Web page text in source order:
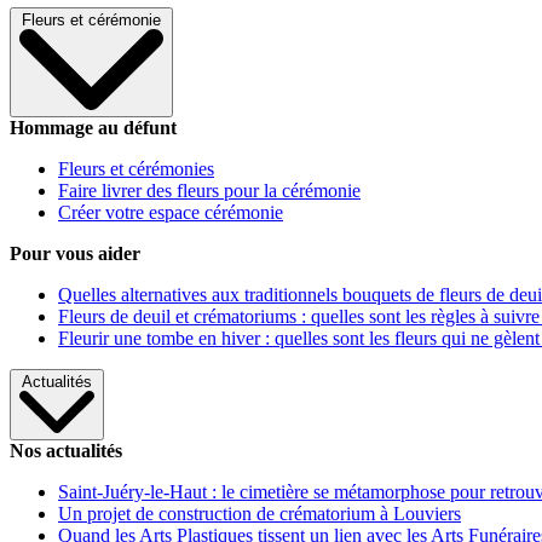
Fleurs et cérémonie
Hommage au défunt
Fleurs et cérémonies
Faire livrer des fleurs pour la cérémonie
Créer votre espace cérémonie
Pour vous aider
Quelles alternatives aux traditionnels bouquets de fleurs de
Fleurs de deuil et crématoriums : quelles sont les règles à
Fleurir une tombe en hiver : quelles sont les fleurs qui ne gèlent
Actualités
Nos actualités
Saint-Juéry-le-Haut : le cimetière se métamorphose pour
Un projet de construction de crématorium à Louviers
Quand les Arts Plastiques tissent un lien avec les Arts